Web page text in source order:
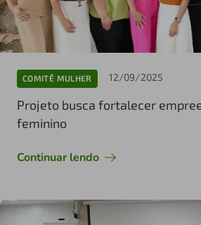
COMITÊ MULHER 12/09/2025
Projeto busca fortalecer
feminino
Continuar lendo